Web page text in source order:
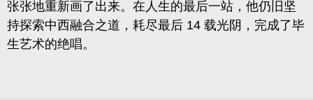
张张地重新画了出来。在人生的最后一站，他仍旧坚
持探索中西融合之道，耗尽最后 14 载光阴，完成了毕
生艺术的绝唱。